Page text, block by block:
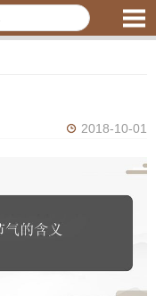
2018-10-01